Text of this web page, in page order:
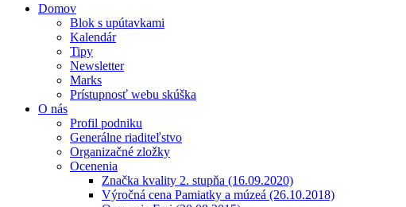
Domov
Blok s upútavkami
Kalendár
Tipy
Newsletter
Marks
Prístupnosť webu skúška
O nás
Profil podniku
Generálne riaditeľstvo
Organizačné zložky
Ocenenia
Značka kvality 2. stupňa (16.09.2020)
Výročná cena Pamiatky a múzeá (26.10.2018)